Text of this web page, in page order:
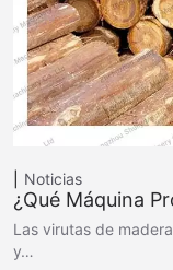
Noticias
¿Qué Máquina
Las virutas de
y…